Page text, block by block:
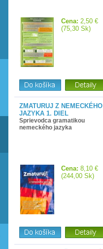
Cena: 2,50 €
(75,30 Sk)
ZMATURUJ Z NEMECKÉHO
JAZYKA 1. DIEL
Sprievodca gramatikou
nemeckého jazyka
Cena: 8,10 €
(244,00 Sk)